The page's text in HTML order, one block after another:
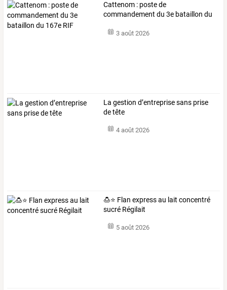
Cattenom : poste de
commandement du 3e bataillon du
3 août 2026
La gestion d’entreprise sans prise
de tête
4 août 2026
🍮⭐ Flan express au lait concentré
sucré Régilait
5 août 2026